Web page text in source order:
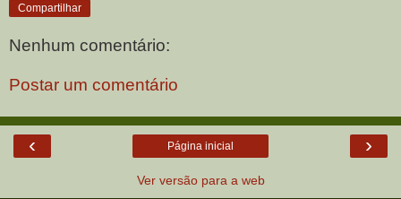
Compartilhar
Nenhum comentário:
Postar um comentário
‹ ›
Página inicial
Ver versão para a web